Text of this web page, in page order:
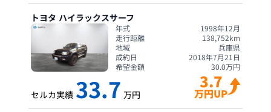
トヨタ ハイラックスサーフ
年式
1998年12月
走行距離
138,752km
地域
兵庫県
成約日
2018年7月21日
希望金額
30.0万円
セルカ実績 33.7 万円
3.7
万円UP